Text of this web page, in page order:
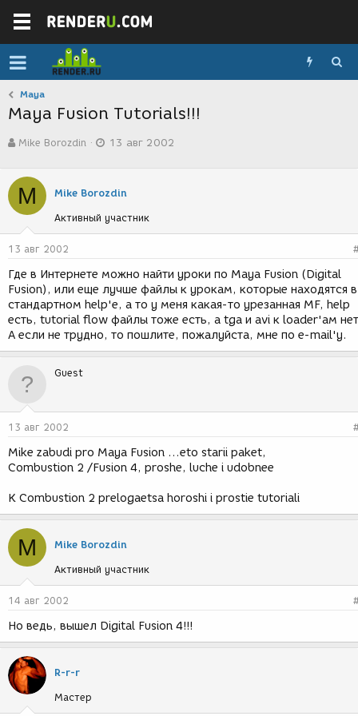
Maya
Maya Fusion Tutorials!!!
в
о
р
т
е
м
ы
Mike Borozdin
а
с
з
д
и
я
13 авг 2002
M Mike Borozdin
Активный участник
13 авг 2002
Где в Интернете можно найти уроки по Maya Fusion (Digital
Fusion), или еще лучше файлы к урокам, которые находятся в
стандартном help'е, а то у меня какая-то урезанная MF, help
есть, tutorial flow файлы тоже есть, а tga и avi к loader'ам
А если не трудно, то пошлите, пожалуйста, мне по e-mail'у.
Guest
13 авг 2002
Mike zabudi pro Maya Fusion ...eto starii paket,
Combustion 2 /Fusion 4, proshe, luche i udobnee
K Combustion 2 prelogaetsa horoshi i prostie tutoriali
M Mike Borozdin
Активный участник
14 авг 2002
Но ведь, вышел Digital Fusion 4!!!
R-r-r
Мастер